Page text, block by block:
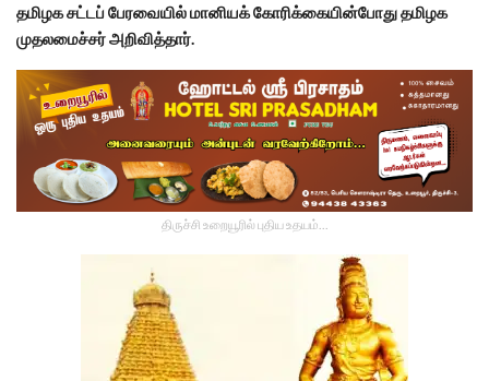
தமிழக சட்டப் பேரவையில் மானியக் கோரிக்கையின்போது தமிழக
முதலமைச்சர் அறிவித்தார்.
திருச்சி உறையூரில் புதிய உதயம்...